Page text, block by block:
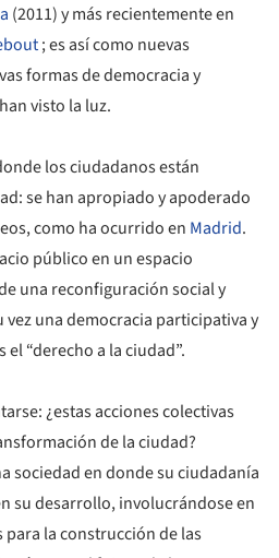
(2011) y más recientemente en
; es así como nuevas
formas de democracia y
visto la luz.
los ciudadanos están
se han apropiado y apoderado
como ha ocurrido en Madrid.
público en un espacio
una reconfiguración social y
una democracia participativa y
“derecho a la ciudad”.
¿estas acciones colectivas
de la ciudad?
sociedad en donde su ciudadanía
su desarrollo, involucrándose en
la construcción de las